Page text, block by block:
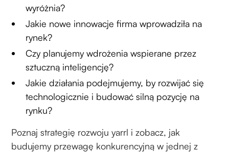
wyróżnia?
Jakie nowe innowacje firma wprowadziła na
rynek?
Czy planujemy wdrożenia wspierane przez
sztuczną inteligencję?
Jakie działania podejmujemy, by rozwijać się
technologicznie i budować silną pozycję na
rynku?
Poznaj strategię rozwoju yarrl i zobacz, jak
budujemy przewagę konkurencyjną w jednej z